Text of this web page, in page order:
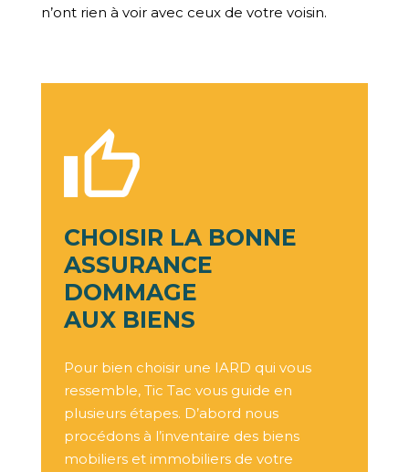
n’ont rien à voir avec ceux de votre voisin.
CHOISIR LA BONNE
ASSURANCE
DOMMAGE
AUX BIENS
Pour bien choisir une IARD qui vous
ressemble, Tic Tac vous guide en
plusieurs étapes. D’abord nous
procédons à l’inventaire des biens
mobiliers et immobiliers de votre